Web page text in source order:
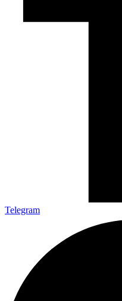
Telegram